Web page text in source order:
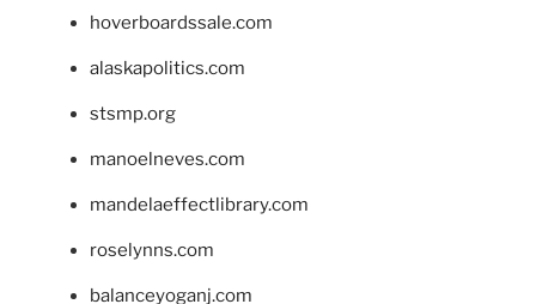
hoverboardssale.com
alaskapolitics.com
stsmp.org
manoelneves.com
mandelaeffectlibrary.com
roselynns.com
balanceyoganj.com